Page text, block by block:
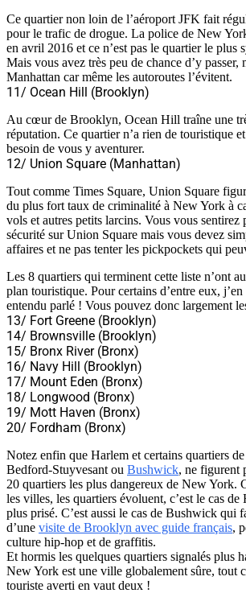
Ce quartier non loin de l’aéroport JFK fait
pour le trafic de drogue. La police de New
en avril 2016 et ce n’est pas le quartier le plus
Mais vous avez très peu de chance d’y
Manhattan car même les autoroutes l’évitent.
11/ Ocean Hill (Brooklyn)
Au cœur de Brooklyn, Ocean Hill traîne une
réputation. Ce quartier n’a rien de touristique
besoin de vous y aventurer.
12/ Union Square (Manhattan)
Tout comme Times Square, Union Square
du plus fort taux de criminalité à New York à
vols et autres petits larcins. Vous vous sentirez
sécurité sur Union Square mais vous devez
affaires et ne pas tenter les pickpockets qui
Les 8 quartiers qui terminent cette liste n’ont
plan touristique. Pour certains d’entre eux,
entendu parlé ! Vous pouvez donc largement
13/ Fort Greene (Brooklyn)
14/ Brownsville (Brooklyn)
15/ Bronx River (Bronx)
16/ Navy Hill (Brooklyn)
17/ Mount Eden (Bronx)
18/ Longwood (Bronx)
19/ Mott Haven (Bronx)
20/ Fordham (Bronx)
Notez enfin que Harlem et certains quartiers de
Bedford-Stuyvesant ou Bushwick, ne figurent
20 quartiers les plus dangereux de New York.
les villes, les quartiers évoluent, c’est le cas de
plus prisé. C’est aussi le cas de Bushwick qui
d’une visite de Brooklyn avec guide français,
culture hip-hop et de graffitis.
Et hormis les quelques quartiers signalés plus
New York est une ville globalement sûre, tout
touriste averti en vaut deux !